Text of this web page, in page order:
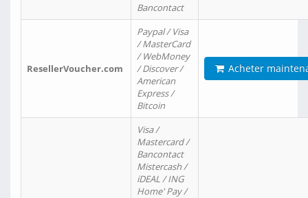
Bancontact
ResellerVoucher.com
Paypal / Visa
/ MasterCard
/ WebMoney
/ Discover /
American
Express /
Bitcoin
Acheter
Visa /
Mastercard /
Bancontact
Mistercash /
iDEAL / ING
Home' Pay /